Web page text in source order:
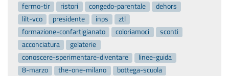
fermo-tir
ristori congedo-parentale
dehors
lilt-vco
presidente inps
ztl
formazione-confartigianato
coloriamoci
sconti
acconciatura
gelaterie
conoscere-sperimentare-diventare
linee-guida
8-marzo
the-one-milano
bottega-scuola